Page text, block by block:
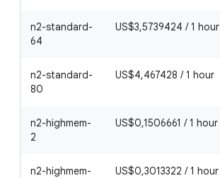
n2-standard-
64
US$3,5739424 / 1 hour
n2-standard-
80
US$4,467428 / 1 hour
n2-highmem-
2
US$0,1506661 / 1 hour
n2-highmem-
US$0,3013322 / 1 hour